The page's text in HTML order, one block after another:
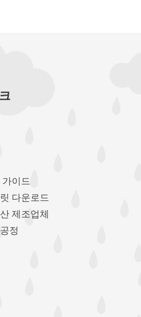
이드
다운로드
제조업체
정